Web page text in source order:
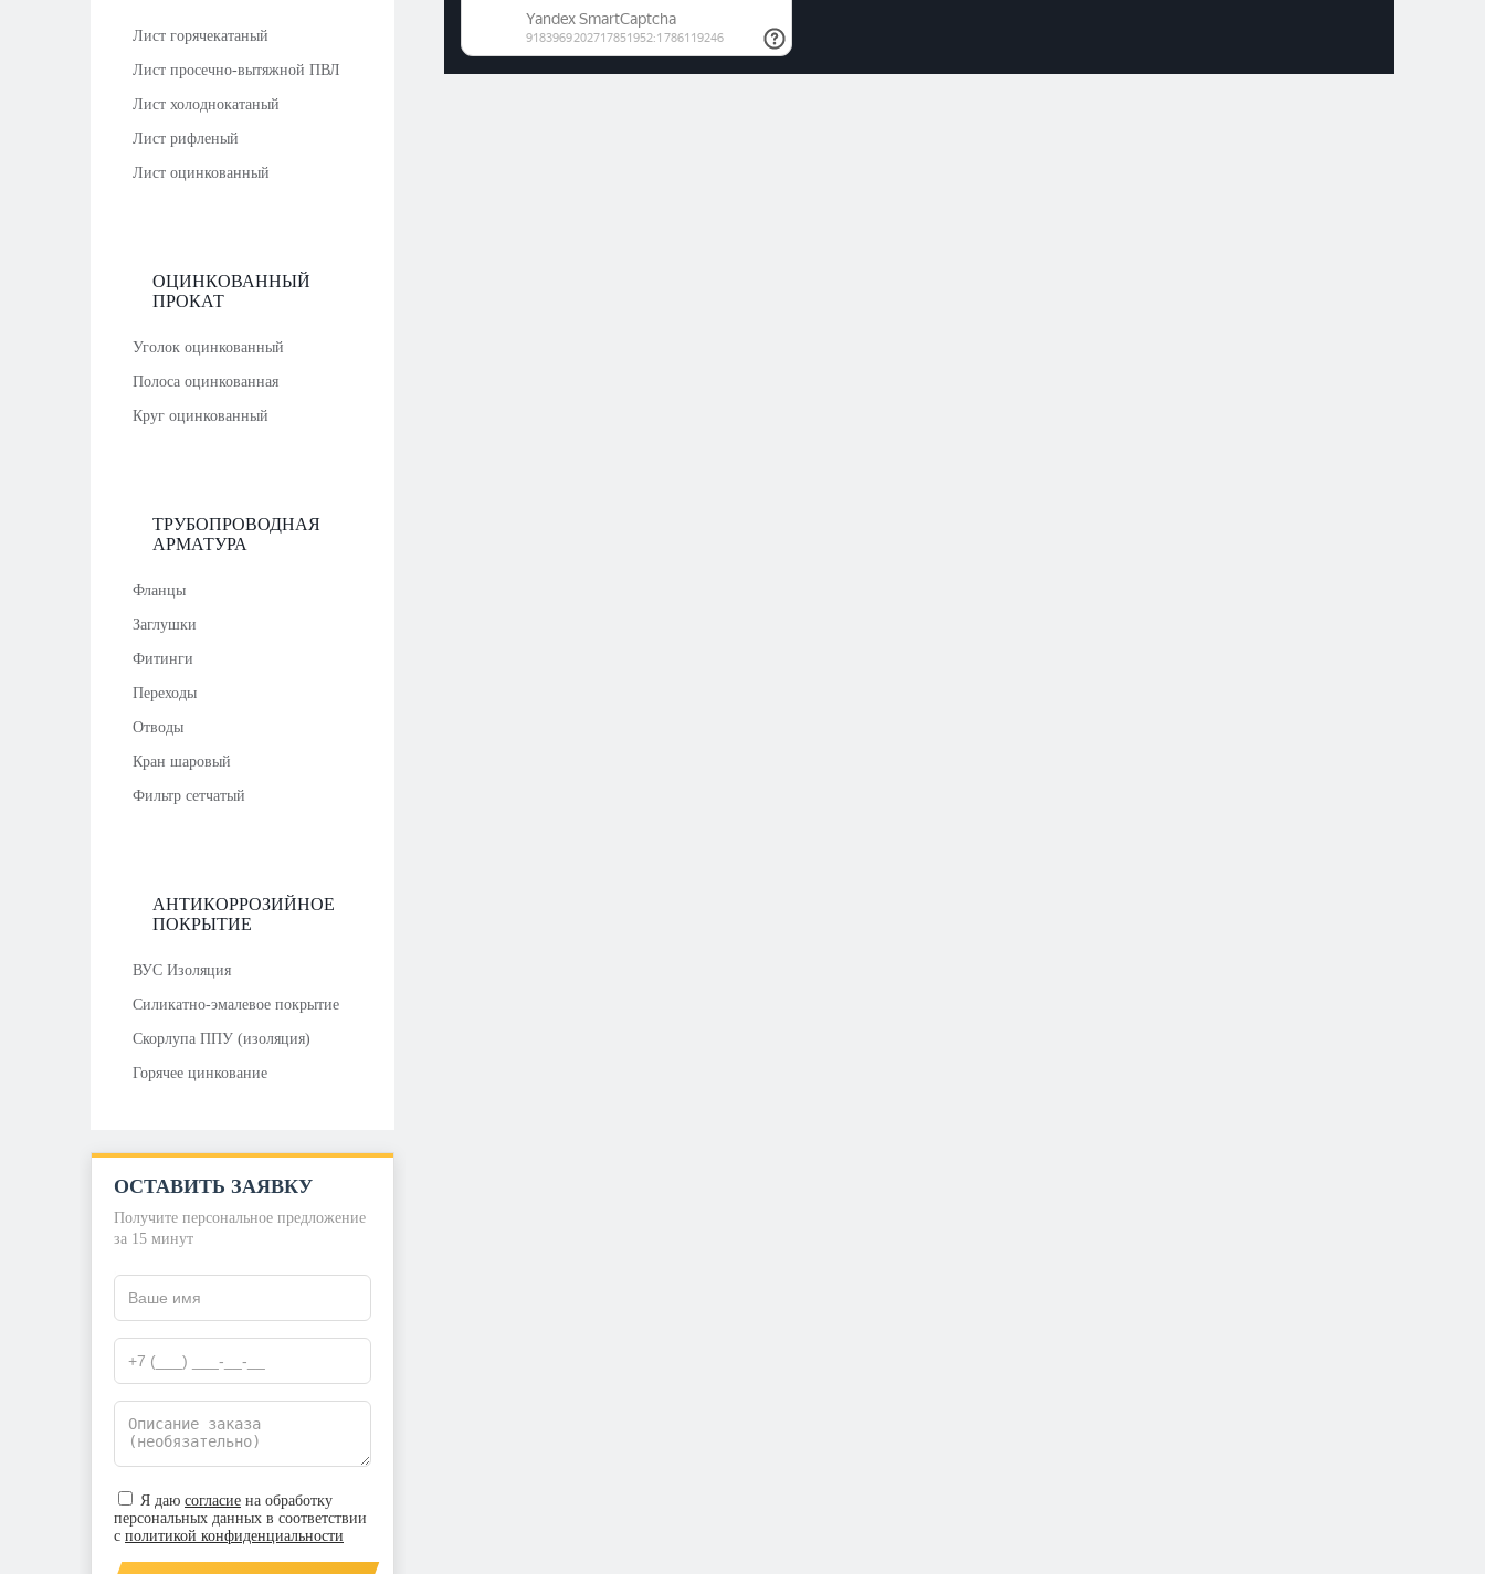
Лист горячекатаный
Лист просечно-вытяжной ПВЛ
Лист холоднокатаный
Лист рифленый
Лист оцинкованный
ОЦИНКОВАННЫЙ
ПРОКАТ
Уголок оцинкованный
Полоса оцинкованная
Круг оцинкованный
ТРУБОПРОВОДНАЯ
АРМАТУРА
Фланцы
Заглушки
Фитинги
Переходы
Отводы
Кран шаровый
Фильтр сетчатый
АНТИКОРРОЗИЙНОЕ
ПОКРЫТИЕ
ВУС Изоляция
Силикатно-эмалевое покрытие
Скорлупа ППУ (изоляция)
Горячее цинкование
ОСТАВИТЬ ЗАЯВКУ
Получите персональное предложение
за 15 минут
Я даю согласие на обработку
персональных данных в соответствии
с политикой конфиденциальности